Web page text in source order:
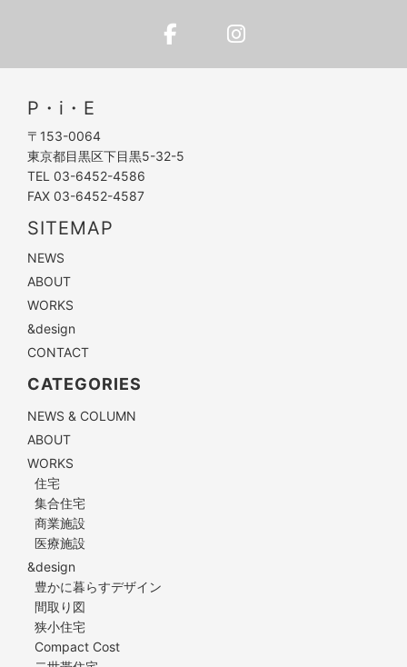
P・i・E
〒153-0064
東京都目黒区下目黒5-32-5
TEL 03-6452-4586
FAX 03-6452-4587
SITEMAP
NEWS
ABOUT
WORKS
&design
CONTACT
CATEGORIES
NEWS & COLUMN
ABOUT
WORKS
住宅
集合住宅
商業施設
医療施設
&design
豊かに暮らすデザイン
間取り図
狭小住宅
Compact Cost